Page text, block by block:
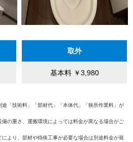
取外
基本料 ￥3,980
「技術料」「部材代」「本体代」「狭所作業料」が
の重さ、運搬環境によっては料金が異なる場合がご
より、部材や特殊工事が必要な場合は別途料金が発